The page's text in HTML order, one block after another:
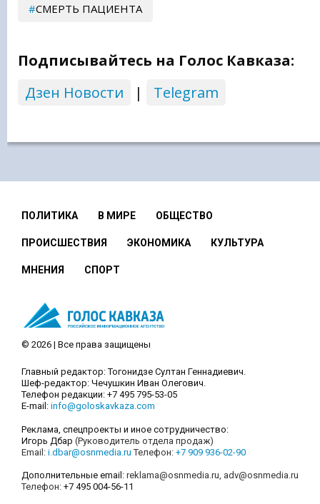
СМЕРТЬ ПАЦИЕНТА
Подписывайтесь на Голос Кавказа:
Дзен Новости
| Telegram
ПОЛИТИКА В МИРЕ ОБЩЕСТВО
ПРОИСШЕСТВИЯ ЭКОНОМИКА КУЛЬТУРА
МНЕНИЯ СПОРТ
© 2026 | Все права защищены
Главный редактор: Тогонидзе Султан Геннадиевич.
Шеф-редактор: Чечушкин Иван Олегович.
Телефон редакции: +7 495 795-53-05
E-mail: info@goloskavkaza.com
Реклама, спецпроекты и иное сотрудничество:
Игорь Дбар (Руководитель отдела продаж)
Email: i.dbar@osnmedia.ru Телефон: +7 909 936-02-90
Дополнительные email: reklama@osnmedia.ru, adv@osnmedia.ru
Телефон: +7 495 004-56-11